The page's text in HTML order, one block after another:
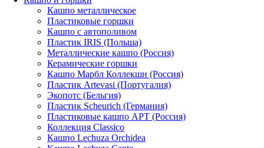
Кашпо металлическое
Пластиковые горшки
Кашпо с автополивом
Пластик IRIS (Польша)
Металлические кашпо (Россия)
Керамические горшки
Кашпо Марбл Коллекшн (Россия)
Пластик Artevasi (Португалия)
Экопотс (Бельгия)
Пластик Scheurich (Германия)
Пластиковые кашпо АРТ (Россия)
Коллекция Classico
Кашпо Lechuza Orchidea